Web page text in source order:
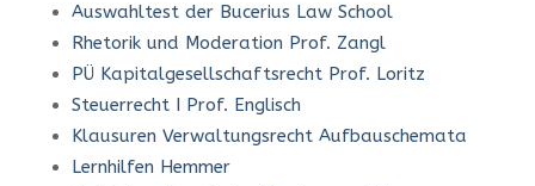
Auswahltest der Bucerius Law School
Rhetorik und Moderation Prof. Zangl
PÜ Kapitalgesellschaftsrecht Prof. Loritz
Steuerrecht I Prof. Englisch
Klausuren Verwaltungsrecht Aufbauschemata
Lernhilfen Hemmer